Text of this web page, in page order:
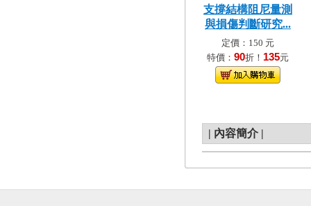
支撐結構阻尼量測
與損傷判斷研究...
定價：150 元
特價： 90折！ 135元
| 內容簡介 |